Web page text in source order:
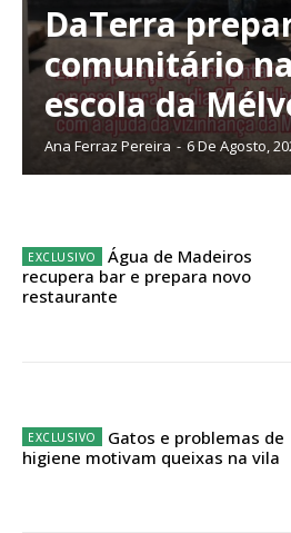
Planos de
Faça-se assinante do Região de Cister e
Sendo assinante terá acesso a todos os
digitais.
Escolha o plano de
32€
DaTerra
comunitário
escola da
Ana Ferraz Pereira - 6 De Agosto,
Água de Madeiros
recupera bar e prepara novo
restaurante
Gatos e problemas de
higiene motivam queixas na vila